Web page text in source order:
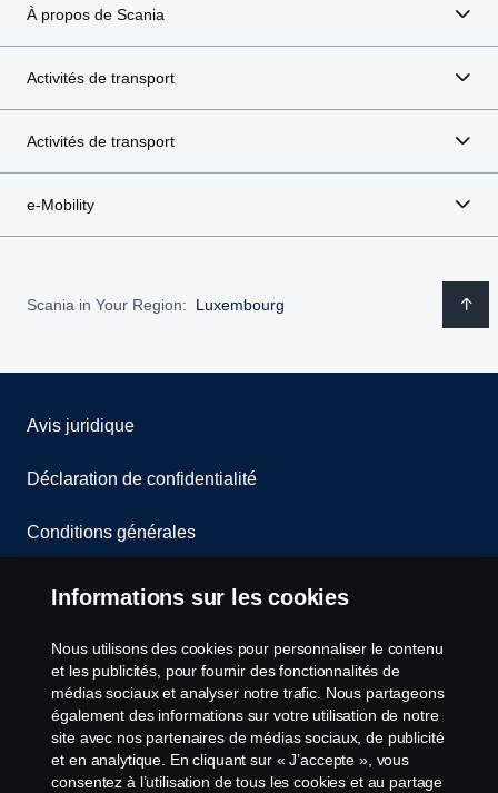
À propos de Scania
Activités de transport
Activités de transport
e-Mobility
Scania in Your Region: Luxembourg
Avis juridique
Déclaration de confidentialité
Conditions générales
Contactez-nous
Le système de lancement d'alerte
Politique de cookies
Paramètres des cookies
Informations sur les cookies
Nous utilisons des cookies pour personnaliser le contenu
et les publicités, pour fournir des fonctionnalités de
médias sociaux et analyser notre trafic. Nous partageons
également des informations sur votre utilisation de notre
site avec nos partenaires de médias sociaux, de publicité
et en analytique. En cliquant sur « J’accepte », vous
consentez à l’utilisation de tous les cookies et au partage